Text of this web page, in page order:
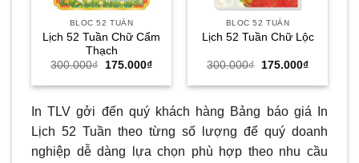
BLOC 52 TUẦN
Lịch 52 Tuần Chữ Cẩm
Thạch
300.000₫
Giá
là:
175.000₫Giá
tại
175.000₫.
BLOC 52 TUẦN
Lịch 52 Tuần Chữ Lộc
300.000₫
Giá
là:
175.000₫Giá
tại
175.000₫.
In TLV gởi đến quý khách hàng Bảng báo giá In
Lịch 52 Tuần theo từng số lượng để quý doanh
nghiệp dễ dàng lựa chọn phù hợp theo nhu cầu